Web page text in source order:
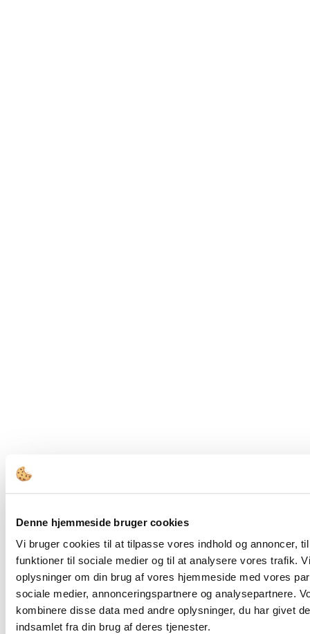
Denne hjemmeside bruger cookies
Vi bruger cookies til at tilpasse vores indhold og annoncer,
funktioner til sociale medier og til at analysere vores trafik.
oplysninger om din brug af vores hjemmeside med vores
sociale medier, annonceringspartnere og analysepartnere.
kombinere disse data med andre oplysninger, du har givet
indsamlet fra din brug af deres tjenester.
FORSIDE
Bestyrelsesopgaver
Governance
Bestyrelsesledelse
Bestyrelsessammensætning
Den Offentlige Styringskæde
Diversitet
Ejerskab
Compliance & Kodeks